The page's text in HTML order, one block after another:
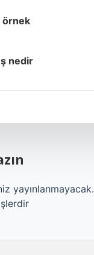
örnek
nedir
yayınlanmayacak.